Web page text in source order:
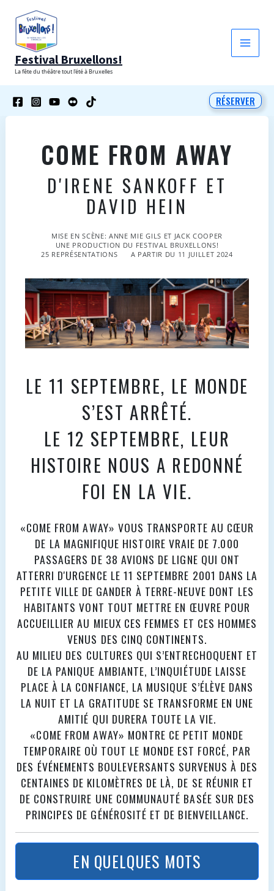
contenu
Festival Bruxellons!
La fête du théâtre tout l'été à Bruxelles
RÉSERVER
COME FROM AWAY
D'IRENE SANKOFF ET
DAVID HEIN
MISE EN SCÈNE: ANNE MIE GILS ET JACK COOPER
UNE PRODUCTION DU FESTIVAL BRUXELLONS!
25 REPRÉSENTATIONS
A PARTIR DU 11 JUILLET 2024
LE 11 SEPTEMBRE, LE MONDE
S’EST ARRÊTÉ.
LE 12 SEPTEMBRE, LEUR
HISTOIRE NOUS A REDONNÉ
FOI EN LA VIE.
«COME FROM AWAY» VOUS TRANSPORTE AU CŒUR
DE LA MAGNIFIQUE HISTOIRE VRAIE DE 7.000
PASSAGERS DE 38 AVIONS DE LIGNE QUI ONT
ATTERRI D'URGENCE LE 11 SEPTEMBRE 2001 DANS LA
PETITE VILLE DE GANDER À TERRE-NEUVE DONT LES
HABITANTS VONT TOUT METTRE EN ŒUVRE POUR
ACCUEILLIER AU MIEUX CES FEMMES ET CES HOMMES
VENUS DES CINQ CONTINENTS.
AU MILIEU DES CULTURES QUI S’ENTRECHOQUENT ET
DE LA PANIQUE AMBIANTE, L’INQUIÉTUDE LAISSE
PLACE À LA CONFIANCE, LA MUSIQUE S’ÉLÈVE DANS
LA NUIT ET LA GRATITUDE SE TRANSFORME EN UNE
AMITIÉ QUI DURERA TOUTE LA VIE.
«COME FROM AWAY» MONTRE CE PETIT MONDE
TEMPORAIRE OÙ TOUT LE MONDE EST FORCÉ, PAR
DES ÉVÉNEMENTS BOULEVERSANTS SURVENUS À DES
CENTAINES DE KILOMÈTRES DE LÀ, DE SE RÉUNIR ET
DE CONSTRUIRE UNE COMMUNAUTÉ BASÉE SUR DES
PRINCIPES DE GÉNÉROSITÉ ET DE BIENVEILLANCE.
EN QUELQUES MOTS